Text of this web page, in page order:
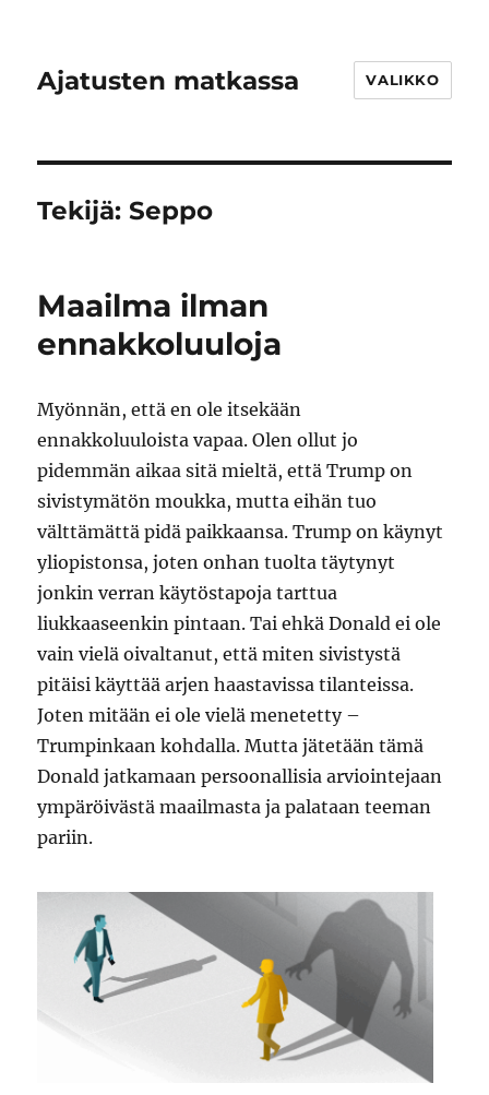
Ajatusten matkassa VALIKKO
Tekijä:Seppo
Maailma ilman
ennakkoluuloja
Myönnän, että en ole itsekään
ennakkoluuloista vapaa. Olen ollut jo
pidemmän aikaa sitä mieltä, että Trump on
sivistymätön moukka, mutta eihän tuo
välttämättä pidä paikkaansa. Trump on käynyt
yliopistonsa, joten onhan tuolta täytynyt
jonkin verran käytöstapoja tarttua
liukkaaseenkin pintaan. Tai ehkä Donald ei ole
vain vielä oivaltanut, että miten sivistystä
pitäisi käyttää arjen haastavissa tilanteissa.
Joten mitään ei ole vielä menetetty –
Trumpinkaan kohdalla. Mutta jätetään tämä
Donald jatkamaan persoonallisia arviointejaan
ympäröivästä maailmasta ja palataan teeman
pariin.